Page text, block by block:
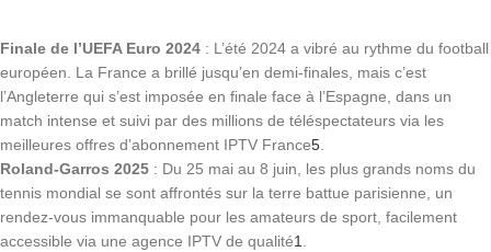
Finale de l’UEFA Euro 2024 : L’été 2024 a vibré au rythme du football
européen. La France a brillé jusqu’en demi-finales, mais c’est
l’Angleterre qui s’est imposée en finale face à l’Espagne, dans un
match intense et suivi par des millions de téléspectateurs via les
meilleures offres d’abonnement IPTV France5
Roland-Garros 2025 : Du 25 mai au 8 juin, les plus grands noms du
tennis mondial se sont affrontés sur la terre battue parisienne, un
rendez-vous immanquable pour les amateurs de sport, facilement
accessible via une agence IPTV de qualité1